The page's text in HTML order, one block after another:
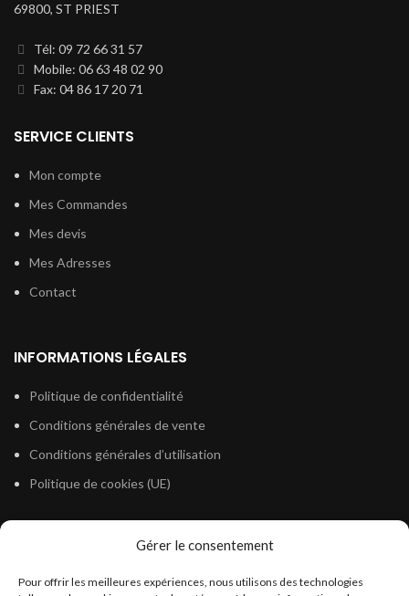
Gérer le consentement
Pour offrir les meilleures expériences, nous utilisons des technologies
69800, ST PRIEST
Tél: 09 72 66 31 57
Mobile: 06 63 48 02 90
Fax: 04 86 17 20 71
SERVICE CLIENTS
Mon compte
Mes Commandes
Mes devis
Mes Adresses
Contact
INFORMATIONS LÉGALES
Politique de confidentialité
Conditions générales de vente
Conditions générales d’utilisation
Politique de cookies (UE)
Législation Gasoil Fioul GNR